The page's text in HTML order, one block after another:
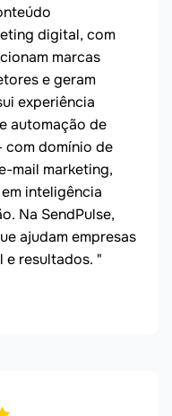
digital, com
marcas
e geram
experiência
automação de
com domínio de
mail marketing,
inteligência
Na SendPulse,
ajudam empresas
e resultados. "